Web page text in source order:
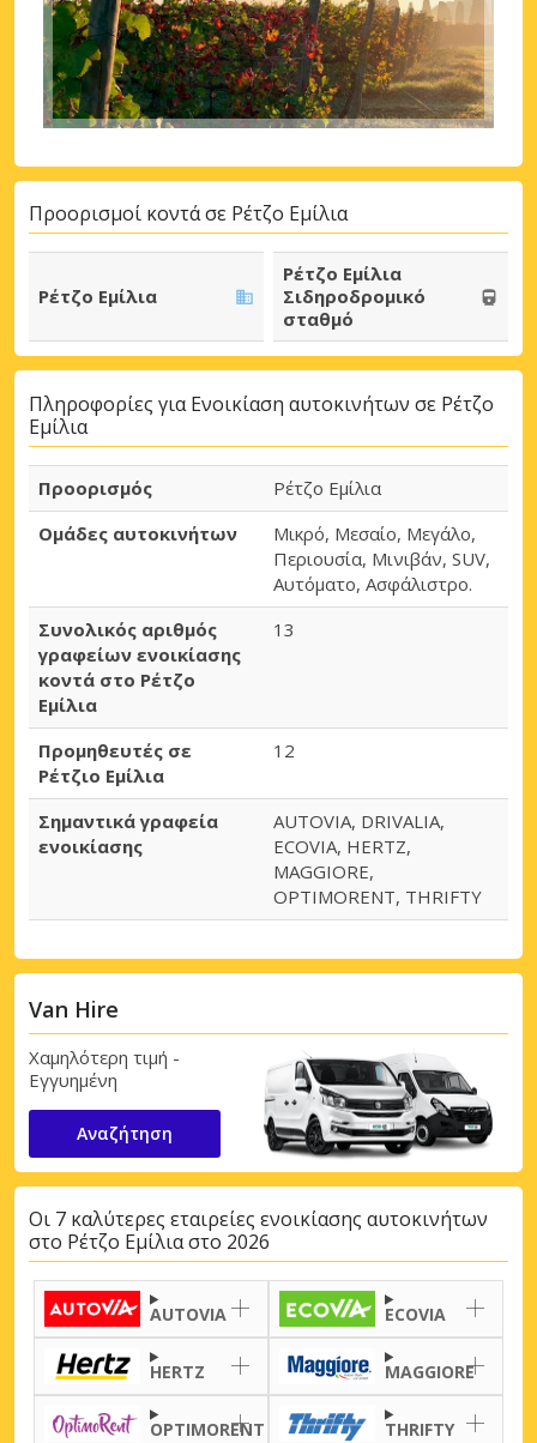
Προορισμοί κοντά σε Ρέτζο Εμίλια
Ρέτζο Εμίλια
Ρέτζο Εμίλια
Σιδηροδρομικό
σταθμό
Πληροφορίες για Ενοικίαση αυτοκινήτων σε Ρέτζο
Εμίλια
Προορισμός
Ρέτζο Εμίλια
Ομάδες αυτοκινήτων
Μικρό, Μεσαίο, Μεγάλο,
Περιουσία, Μινιβάν, SUV,
Αυτόματο, Ασφάλιστρο.
Συνολικός αριθμός
γραφείων ενοικίασης
κοντά στο Ρέτζο
Εμίλια
13
Προμηθευτές σε
Ρέτζιο Εμίλια
12
Σημαντικά γραφεία
ενοικίασης
AUTOVIA, DRIVALIA,
ECOVIA, HERTZ,
MAGGIORE,
OPTIMORENT, THRIFTY
Van Hire
Χαμηλότερη τιμή -
Εγγυημένη
Αναζήτηση
Οι 7 καλύτερες εταιρείες ενοικίασης αυτοκινήτων
στο Ρέτζο Εμίλια στο 2026
AUTOVIA ECOVIA
HERTZ MAGGIORE
OPTIMORENT THRIFTY